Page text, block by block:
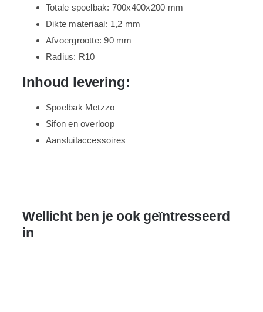
Totale spoelbak: 700x400x200 mm
Dikte materiaal: 1,2 mm
Afvoergrootte: 90 mm
Radius: R10
Inhoud levering:
Spoelbak Metzzo
Sifon en overloop
Aansluitaccessoires
Wellicht ben je ook geïntresseerd
in